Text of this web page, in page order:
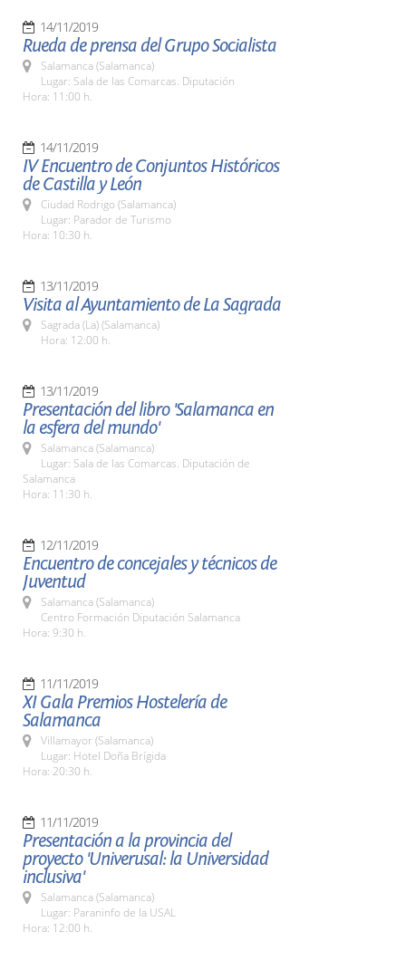
14/11/2019
Rueda de prensa del Grupo Socialista
Salamanca (Salamanca)
Lugar: Sala de las Comarcas. Diputación
Hora: 11:00 h.
14/11/2019
IV Encuentro de Conjuntos Históricos
de Castilla y León
Ciudad Rodrigo (Salamanca)
Lugar: Parador de Turismo
Hora: 10:30 h.
13/11/2019
Visita al Ayuntamiento de La Sagrada
Sagrada (La) (Salamanca)
Hora: 12:00 h.
13/11/2019
Presentación del libro 'Salamanca en
la esfera del mundo'
Salamanca (Salamanca)
Lugar: Sala de las Comarcas. Diputación de
Salamanca
Hora: 11:30 h.
12/11/2019
Encuentro de concejales y técnicos de
Juventud
Salamanca (Salamanca)
Centro Formación Diputación Salamanca
Hora: 9:30 h.
11/11/2019
XI Gala Premios Hostelería de
Salamanca
Villamayor (Salamanca)
Lugar: Hotel Doña Brígida
Hora: 20:30 h.
11/11/2019
Presentación a la provincia del
proyecto 'Univerusal: la Universidad
inclusiva'
Salamanca (Salamanca)
Lugar: Paraninfo de la USAL
Hora: 12:00 h.